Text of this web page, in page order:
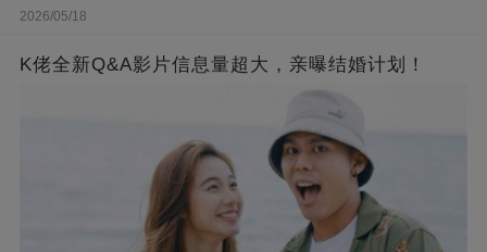
2026/05/18
K佬全新Q&A影片信息量超大，亲曝结婚计划！